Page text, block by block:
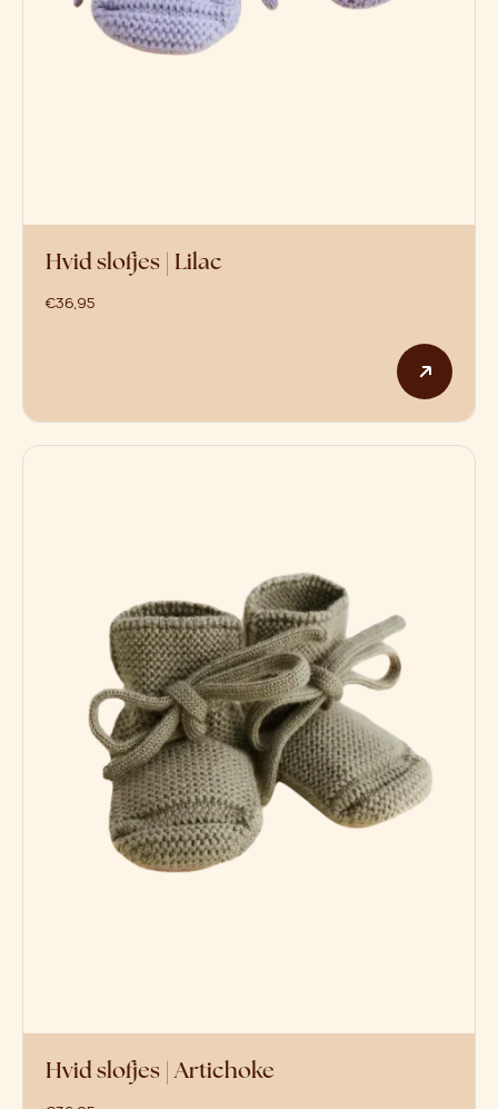
Hvid slofjes | Lilac
€36,95
Dit
Hvid slofjes | Artichoke